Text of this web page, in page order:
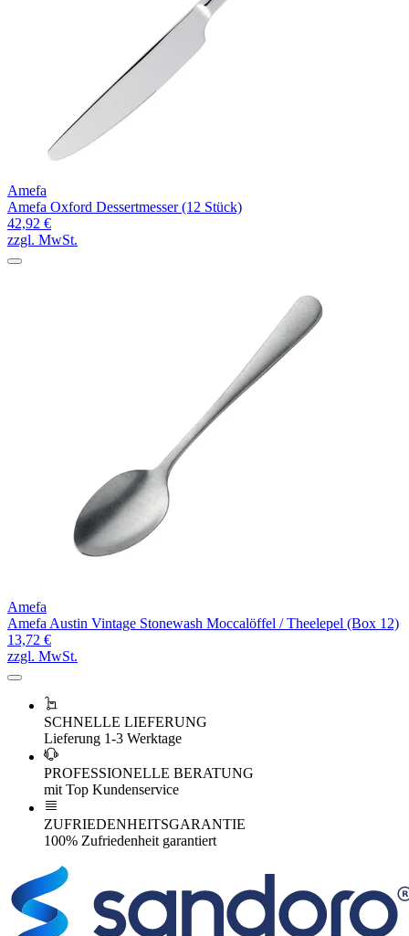
Amefa
Amefa Oxford Dessertmesser (12 Stück)
42,92 €
zzgl. MwSt.
Amefa
Amefa Austin Vintage Stonewash Moccalöffel / Theelepel (Box 12)
13,72 €
zzgl. MwSt.
SCHNELLE LIEFERUNG
Lieferung 1-3 Werktage
PROFESSIONELLE BERATUNG
mit Top Kundenservice
ZUFRIEDENHEITSGARANTIE
100% Zufriedenheit garantiert